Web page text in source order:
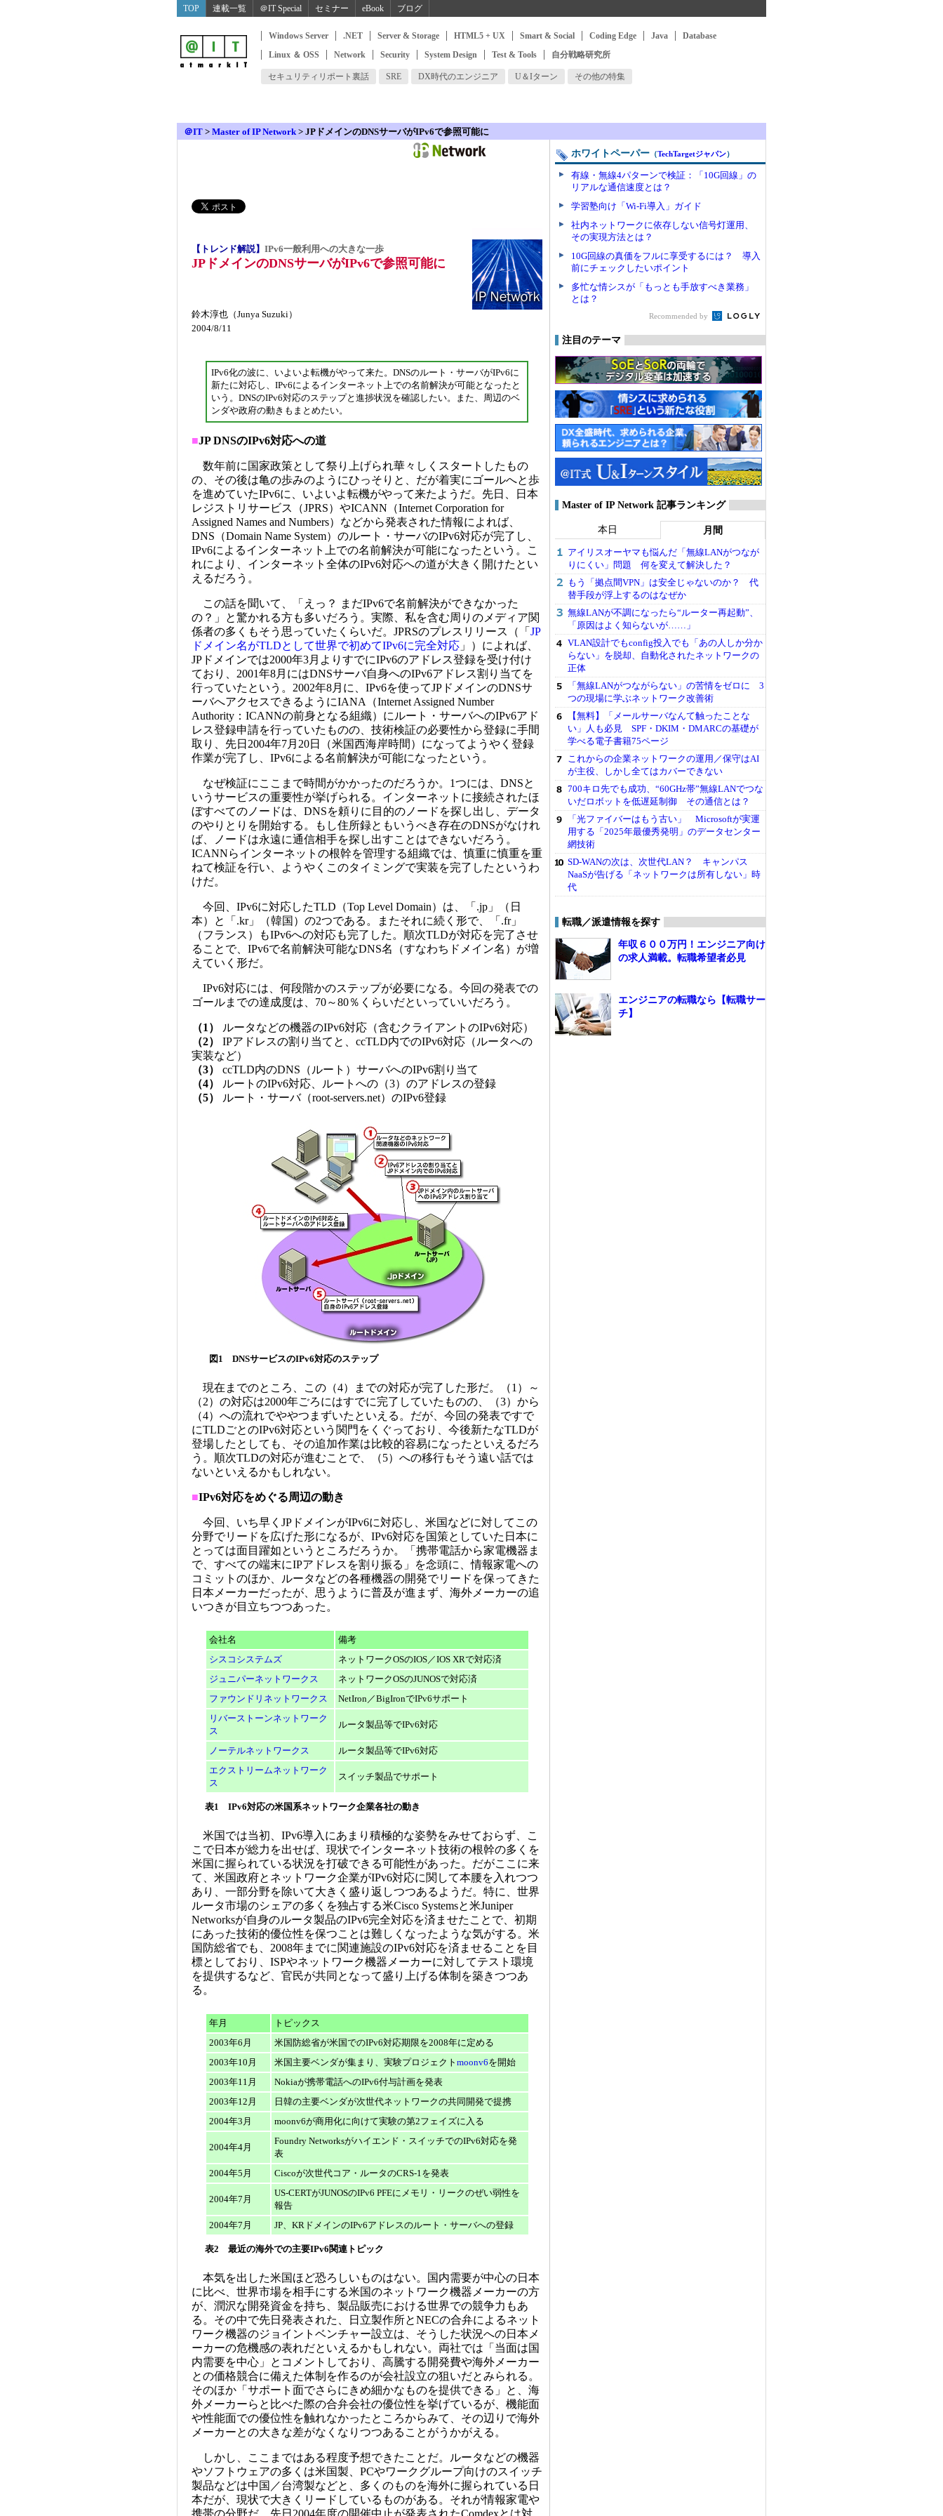
TOP 連載一覧 ＠IT Special セミナー eBook ブログ
Windows Server .NET Server & Storage HTML5 + UX Smart & Social Coding Edge Java
Database
Linux ＆ OSS
Network Security System Design Test & Tools 自分戦略研究所
セキュリティリポート裏話 SRE DX時代のエンジニア U＆Iターン その他の特集
＠IT > Master of IP Network > JPドメインのDNSサーバがIPv6で参照可能に
【トレンド解説】 IPv6一般利用への大きな一歩
JPドメインのDNSサーバがIPv6で参照可能に
鈴木淳也（Junya Suzuki）
2004/8/11
IPv6化の波に、いよいよ転機がやって来た。DNSのルート・サーバがIPv6に
新たに対応し、IPv6によるインターネット上での名前解決が可能となったと
いう。DNSのIPv6対応のステップと進捗状況を確認したい。また、周辺のベ
ンダや政府の動きもまとめたい。
■JP DNSのIPv6対応への道
数年前に国家政策として祭り上げられ華々しくスタートしたもの
の、その後は亀の歩みのようにひっそりと、だが着実にゴールへと歩
を進めていたIPv6に、いよいよ転機がやって来たようだ。先日、日本
レジストリサービス（JPRS）やICANN（Internet Corporation for
Assigned Names and Numbers）などから発表された情報によれば、
DNS（Domain Name System）のルート・サーバのIPv6対応が完了し、
IPv6によるインターネット上での名前解決が可能になったという。こ
れにより、インターネット全体のIPv6対応への道が大きく開けたとい
えるだろう。
この話を聞いて、「えっ？ まだIPv6で名前解決ができなかった
の？」と驚かれる方も多いだろう。実際、私を含む周りのメディア関
係者の多くもそう思っていたくらいだ。JPRSのプレスリリース（「 JP
ドメイン名がTLDとして世界で初めてIPv6に完全対応 」）によれば、
JPドメインでは2000年3月よりすでにIPv6のアドレス登録を受け付け
ており、2001年8月にはDNSサーバ自身へのIPv6アドレス割り当てを
行っていたという。2002年8月に、IPv6を使ってJPドメインのDNSサ
ーバへアクセスできるようにIANA（Internet Assigned Number
Authority：ICANNの前身となる組織）にルート・サーバへのIPv6アド
レス登録申請を行っていたものの、技術検証の必要性から登録に手間
取り、先日2004年7月20日（米国西海岸時間）になってようやく登録
作業が完了し、IPv6による名前解決が可能になったという。
なぜ検証にここまで時間がかかったのだろうか。1つには、DNSと
いうサービスの重要性が挙げられる。インターネットに接続されたほ
ぼすべてのノードは、DNSを頼りに目的のノードを探し出し、データ
のやりとりを開始する。もし住所録ともいうべき存在のDNSがなけれ
ば、ノードは永遠に通信相手を探し出すことはできないだろう。
ICANNらインターネットの根幹を管理する組織では、慎重に慎重を重
ねて検証を行い、ようやくこのタイミングで実装を完了したというわ
けだ。
今回、IPv6に対応したTLD（Top Level Domain）は、「.jp」（日
本）と「.kr」（韓国）の2つである。またそれに続く形で、「.fr」
（フランス）もIPv6への対応も完了した。順次TLDが対応を完了させ
ることで、IPv6で名前解決可能なDNS名（すなわちドメイン名）が増
えていく形だ。
IPv6対応には、何段階かのステップが必要になる。今回の発表での
ゴールまでの達成度は、70～80％くらいだといっていいだろう。
（1）
ルータなどの機器のIPv6対応（含むクライアントのIPv6対応）
（2）
IPアドレスの割り当てと、ccTLD内でのIPv6対応（ルータへの
実装など）
（3）
ccTLD内のDNS（ルート）サーバへのIPv6割り当て
（4）
ルートのIPv6対応、ルートへの（3）のアドレスの登録
（5）
ルート・サーバ（root-servers.net）のIPv6登録
図1 DNSサービスのIPv6対応のステップ
現在までのところ、この（4）までの対応が完了した形だ。（1）～
（2）の対応は2000年ごろにはすでに完了していたものの、（3）から
（4）への流れでややつまずいたといえる。だが、今回の発表ですで
にTLDごとのIPv6対応という関門をくぐっており、今後新たなTLDが
登場したとしても、その追加作業は比較的容易になったといえるだろ
う。順次TLDの対応が進むことで、（5）への移行もそう遠い話では
ないといえるかもしれない。
■IPv6対応をめぐる周辺の動き
今回、いち早くJPドメインがIPv6に対応し、米国などに対してこの
分野でリードを広げた形になるが、IPv6対応を国策としていた日本に
とっては面目躍如というところだろうか。「携帯電話から家電機器ま
で、すべての端末にIPアドレスを割り振る」を念頭に、情報家電への
コミットのほか、ルータなどの各種機器の開発でリードを保ってきた
日本メーカーだったが、思うように普及が進まず、海外メーカーの追
いつきが目立ちつつあった。
会社名
備考
シスコシステムズ
ネットワークOSのIOS／IOS XRで対応済
ジュニパーネットワークス
ネットワークOSのJUNOSで対応済
ファウンドリネットワークス
NetIron／BigIronでIPv6サポート
リバーストーンネットワーク
ス
ルータ製品等でIPv6対応
ノーテルネットワークス
ルータ製品等でIPv6対応
エクストリームネットワーク
ス
スイッチ製品でサポート
表1 IPv6対応の米国系ネットワーク企業各社の動き
米国では当初、IPv6導入にあまり積極的な姿勢をみせておらず、こ
こで日本が総力を出せば、現状でインターネット技術の根幹の多くを
米国に握られている状況を打破できる可能性があった。だがここに来
て、米国政府とネットワーク企業がIPv6対応に関して本腰を入れつつ
あり、一部分野を除いて大きく盛り返しつつあるようだ。特に、世界
ルータ市場のシェアの多くを独占する米Cisco Systemsと米Juniper
Networksが自身のルータ製品のIPv6完全対応を済ませたことで、初期
にあった技術的優位性を保つことは難しくなったような気がする。米
国防総省でも、2008年までに関連施設のIPv6対応を済ませることを目
標としており、ISPやネットワーク機器メーカーに対してテスト環境
を提供するなど、官民が共同となって盛り上げる体制を築きつつあ
る。
年月
トピックス
2003年6月
米国防総省が米国でのIPv6対応期限を2008年に定める
2003年10月
米国主要ベンダが集まり、実験プロジェクト moonv6を開始
2003年11月
Nokiaが携帯電話へのIPv6付与計画を発表
2003年12月
日韓の主要ベンダが次世代ネットワークの共同開発で提携
2004年3月
moonv6が商用化に向けて実験の第2フェイズに入る
2004年4月
Foundry Networksがハイエンド・スイッチでのIPv6対応を発
表
2004年5月
Ciscoが次世代コア・ルータのCRS-1を発表
2004年7月
US-CERTがJUNOSのIPv6 PFEにメモリ・リークのぜい弱性を
報告
2004年7月
JP、KRドメインのIPv6アドレスのルート・サーバへの登録
表2 最近の海外での主要IPv6関連トピック
本気を出した米国ほど恐ろしいものはない。国内需要が中心の日本
に比べ、世界市場を相手にする米国のネットワーク機器メーカーの方
が、潤沢な開発資金を持ち、製品販売における世界での競争力もあ
る。その中で先日発表された、日立製作所とNECの合弁によるネット
ワーク機器のジョイントベンチャー設立は、そうした状況への日本メ
ーカーの危機感の表れだといえるかもしれない。両社では「当面は国
内需要を中心」とコメントしており、高騰する開発費や海外メーカー
との価格競合に備えた体制を作るのが会社設立の狙いだとみられる。
そのほか「サポート面でさらにきめ細かなものを提供できる」と、海
外メーカーらと比べた際の合弁会社の優位性を挙げているが、機能面
や性能面での優位性を触れなかったところからみて、その辺りで海外
メーカーとの大きな差がなくなりつつあることがうかがえる。
しかし、ここまではある程度予想できたことだ。ルータなどの機器
やソフトウェアの多くは米国製、PCやワークグループ向けのスイッチ
製品などは中国／台湾製などと、多くのものを海外に握られている日
本だが、現状で大きくリードしているものがある。それが情報家電や
携帯の分野だ。先日2004年度の開催中止が発表されたComdexとは対
ホワイトペーパー （TechTargetジャパン）
有線・無線4パターンで検証：「10G回線」の
リアルな通信速度とは？
学習塾向け「Wi-Fi導入」ガイド
社内ネットワークに依存しない信号灯運用、
その実現方法とは？
10G回線の真価をフルに享受するには？ 導入
前にチェックしたいポイント
多忙な情シスが「もっとも手放すべき業務」
とは？
Recommended by
注目のテーマ
Master of IP Network 記事ランキング
本日 月間
アイリスオーヤマも悩んだ「無線LANがつなが
りにくい」問題 何を変えて解決した？
もう「拠点間VPN」は安全じゃないのか？ 代
替手段が浮上するのはなぜか
無線LANが不調になったら“ルーター再起動”、
「原因はよく知らないが……」
VLAN設計でもconfig投入でも「あの人しか分か
らない」を脱却、自動化されたネットワークの
正体
「無線LANがつながらない」の苦情をゼロに 3
つの現場に学ぶネットワーク改善術
【無料】「メールサーバなんて触ったことな
い」人も必見 SPF・DKIM・DMARCの基礎が
学べる電子書籍75ページ
これからの企業ネットワークの運用／保守はAI
が主役、しかし全てはカバーできない
700キロ先でも成功、“60GHz帯”無線LANでつな
いだロボットを低遅延制御 その通信とは？
「光ファイバーはもう古い」 Microsoftが実運
用する「2025年最優秀発明」のデータセンター
網技術
SD-WANの次は、次世代LAN？ キャンパス
NaaSが告げる「ネットワークは所有しない」時
代
転職／派遣情報を探す
年収６００万円！エンジニア向け
の求人満載。転職希望者必見
エンジニアの転職なら【転職サー
チ】